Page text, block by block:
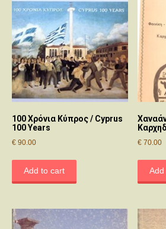
100 Χρόνια Κύπρος / Cyprus
100 Years
€ 90.00
Add to cart
€ 70.00